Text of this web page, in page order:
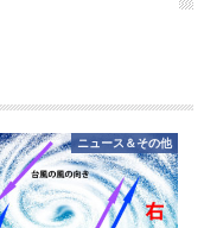
ニュース＆その他